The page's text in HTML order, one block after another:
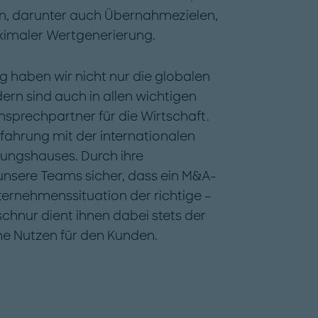
darunter auch Übernahmezielen,
Wertgenerierung.
haben wir nicht nur die globalen
sind auch in allen wichtigen
für die Wirtschaft.
mit der internationalen
Durch ihre
Teams sicher, dass ein M&A-
der richtige –
dient ihnen dabei stets der
Nutzen für den Kunden.